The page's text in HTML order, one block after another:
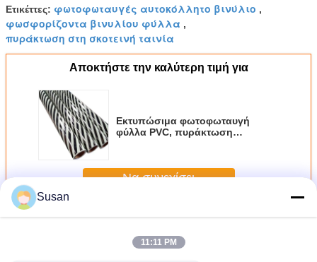
Ετικέττες: φωτοφωταυγές αυτοκόλλητο βινύλιο ,
φωσφορίζοντα βινυλίου φύλλα ,
πυράκτωση στη σκοτεινή ταινία
Αποκτήστε την καλύτερη τιμή για
Εκτυπώσιμα φωτοφωταυγή
φύλλα PVC, πυράκτωση
Να συνεχίσει
ΠερισσότεροιΦωτοφωταυγής βινυλίου ταινία
Susan
11:11 PM